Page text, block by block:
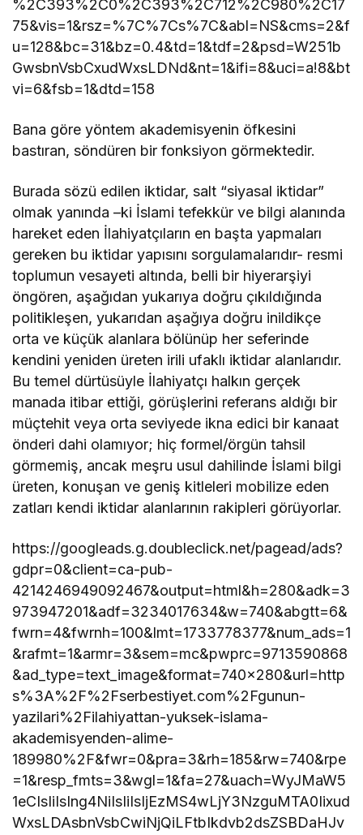
%2C393%2C0%2C393%2C712%2C980%2C17
75&vis=1&rsz=%7C%7Cs%7C&abl=NS&cms=2&f
u=128&bc=31&bz=0.4&td=1&tdf=2&psd=W251b
GwsbnVsbCxudWxsLDNd&nt=1&ifi=8&uci=a!8&bt
vi=6&fsb=1&dtd=158
Bana göre yöntem akademisyenin öfkesini
bastıran, söndüren bir fonksiyon görmektedir.
Burada sözü edilen iktidar, salt “siyasal iktidar”
olmak yanında –ki İslami tefekkür ve bilgi alanında
hareket eden İlahiyatçıların en başta yapmaları
gereken bu iktidar yapısını sorgulamalarıdır- resmi
toplumun vesayeti altında, belli bir hiyerarşiyi
öngören, aşağıdan yukarıya doğru çıkıldığında
politikleşen, yukarıdan aşağıya doğru inildikçe
orta ve küçük alanlara bölünüp her seferinde
kendini yeniden üreten irili ufaklı iktidar alanlarıdır.
Bu temel dürtüsüyle İlahiyatçı halkın gerçek
manada itibar ettiği, görüşlerini referans aldığı bir
müçtehit veya orta seviyede ikna edici bir kanaat
önderi dahi olamıyor; hiç formel/örgün tahsil
görmemiş, ancak meşru usul dahilinde İslami bilgi
üreten, konuşan ve geniş kitleleri mobilize eden
zatları kendi iktidar alanlarının rakipleri görüyorlar.
https://googleads.g.doubleclick.net/pagead/ads?
gdpr=0&client=ca-pub-
4214246949092467&output=html&h=280&adk=3
973947201&adf=3234017634&w=740&abgtt=6&
fwrn=4&fwrnh=100&lmt=1733778377&num_ads=1
&rafmt=1&armr=3&sem=mc&pwprc=9713590868
&ad_type=text_image&format=740×280&url=http
s%3A%2F%2Fserbestiyet.com%2Fgunun-
yazilari%2Filahiyattan-yuksek-islama-
akademisyenden-alime-
189980%2F&fwr=0&pra=3&rh=185&rw=740&rpe
=1&resp_fmts=3&wgl=1&fa=27&uach=WyJMaW5
1eCIsIiIsIng4NiIsIiIsIjEzMS4wLjY3NzguMTA0Iixud
WxsLDAsbnVsbCwiNjQiLFtbIkdvb2dsZSBDaHJv